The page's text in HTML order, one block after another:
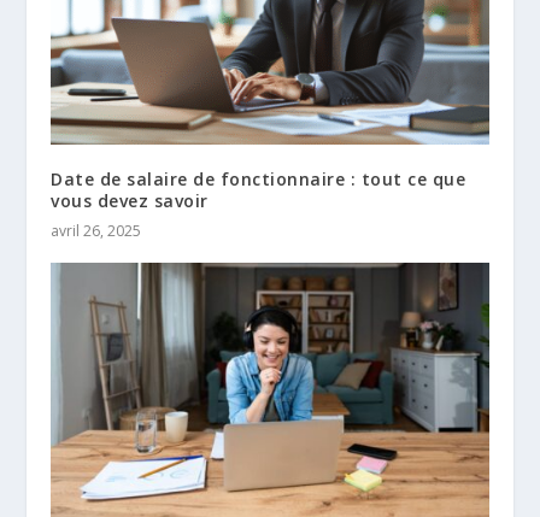
Date de salaire de fonctionnaire : tout ce que
vous devez savoir
avril 26, 2025